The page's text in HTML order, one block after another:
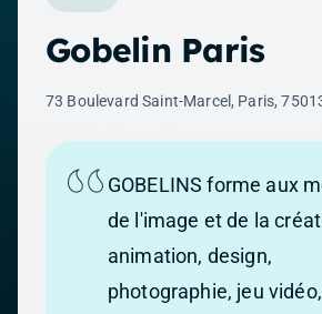
Gobelin Paris
73 Boulevard Saint-Marcel, Paris,
GOBELINS forme aux
de l'image et de la
animation, design,
photographie, jeu